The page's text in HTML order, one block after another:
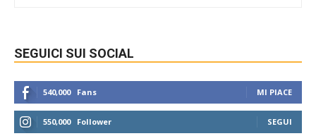
SEGUICI SUI SOCIAL
540,000 Fans MI PIACE
550,000 Follower SEGUI